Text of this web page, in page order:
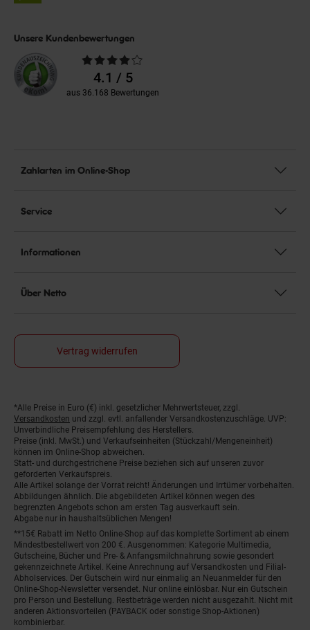
Unsere Kundenbewertungen
Durchschnittliche
Bewertungen4.1 / 5
aus 36.168 Bewertungen
Zahlarten im Online-Shop
Service
Informationen
Über Netto
Vertrag widerrufen
Fußnoten
*Alle Preise in Euro (€) inkl. gesetzlicher Mehrwertsteuer, zzgl.
Versandkosten und zzgl. evtl. anfallender Versandkostenzuschläge. UVP:
Unverbindliche Preisempfehlung des Herstellers.
Preise (inkl. MwSt.) und Verkaufseinheiten (Stückzahl/Mengeneinheit)
können im Online-Shop abweichen.
Statt- und durchgestrichene Preise beziehen sich auf unseren zuvor
geforderten Verkaufspreis.
Alle Artikel solange der Vorrat reicht! Änderungen und Irrtümer vorbehalten.
Abbildungen ähnlich. Die abgebildeten Artikel können wegen des
begrenzten Angebots schon am ersten Tag ausverkauft sein.
Abgabe nur in haushaltsüblichen Mengen!
**15€ Rabatt im Netto Online-Shop auf das komplette Sortiment ab einem
Mindestbestellwert von 200 €. Ausgenommen: Kategorie Multimedia,
Gutscheine, Bücher und Pre- & Anfangsmilchnahrung sowie gesondert
gekennzeichnete Artikel. Keine Anrechnung auf Versandkosten und Filial-
Abholservices. Der Gutschein wird nur einmalig an Neuanmelder für den
Online-Shop-Newsletter versendet. Nur online einlösbar. Nur ein Gutschein
pro Person und Bestellung. Restbeträge werden nicht ausgezahlt. Nicht mit
anderen Aktionsvorteilen (PAYBACK oder sonstige Shop-Aktionen)
kombinierbar.